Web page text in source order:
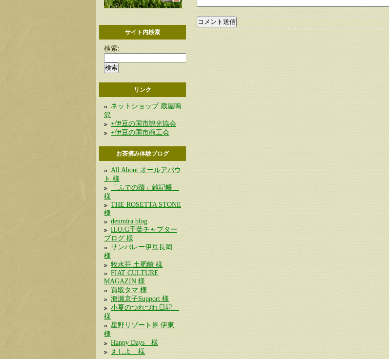
サイト内検索
検索:
リンク
ネットショップ 蔵屋鳴
沢
+伊豆の国市観光協会
+伊豆の国市商工会
お茶摘み体験ブログ
All About オールアバウ
ト 様
「ふでの蹟」雑記帳
様
THE ROSETTA STONE
様
denmira blog
H.O.G千葉チャプター
ブログ 様
サンバレー伊豆長岡
様
牧水荘 土肥館 様
FIAT CULTURE
MAGAZIN 様
買取タマ 様
海瀬京子Support 様
小夏のつれづれ日記
様
星野リゾート界 伊東
様
Happy Days 様
えしよ 様